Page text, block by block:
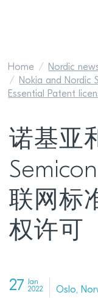
Home Nordic
Nokia and Nordic
Essential Patent
诺基亚
联网标
权许可
27 Jan
2022
Oslo,